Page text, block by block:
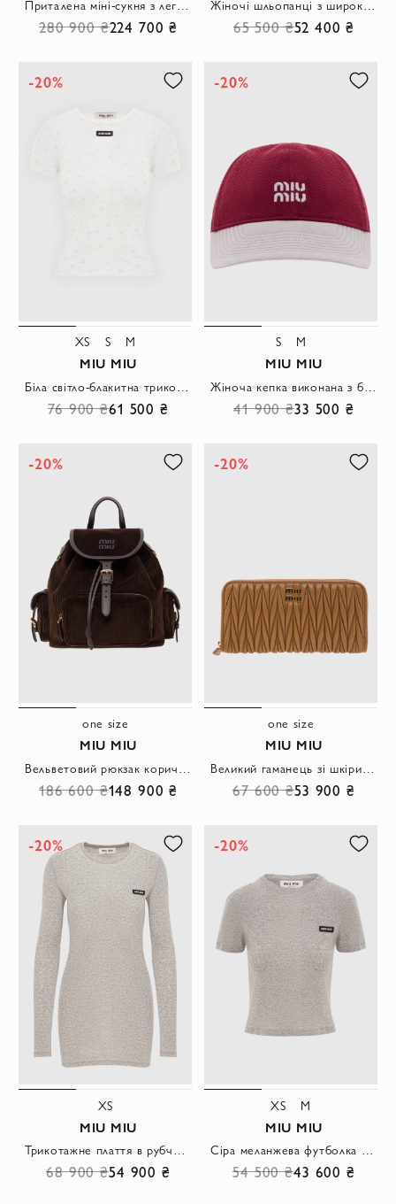
280 900 ₴224 700 ₴ 65 500 ₴52 400 ₴
-20%
XS S M
MIU MIU
76 900 ₴61 500 ₴
-20%
S M
MIU MIU
41 900 ₴33 500 ₴
-20%
one size
MIU MIU
Вельветовий рюкзак коричневого кольору із застібкою-клапаном
186 600 ₴148 900 ₴
-20%
one size
MIU MIU
Великий гаманець зі шкіри Наппа Matelasse бежевого кольору
67 600 ₴53 900 ₴
-20%
XS
MIU MIU
Трикотажне плаття в рубчик з довгим рукавом сірий меланж
68 900 ₴54 900 ₴
-20%
XS M
MIU MIU
Сіра меланжева футболка з бавовни з логотипом
54 500 ₴43 600 ₴